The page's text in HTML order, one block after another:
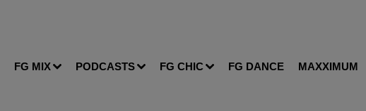
FG MIX PODCASTS FG CHIC FG DANCE MAXXIMUM